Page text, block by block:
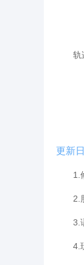
轨迹
更新
1.修
2.朋
3.语
4.玩